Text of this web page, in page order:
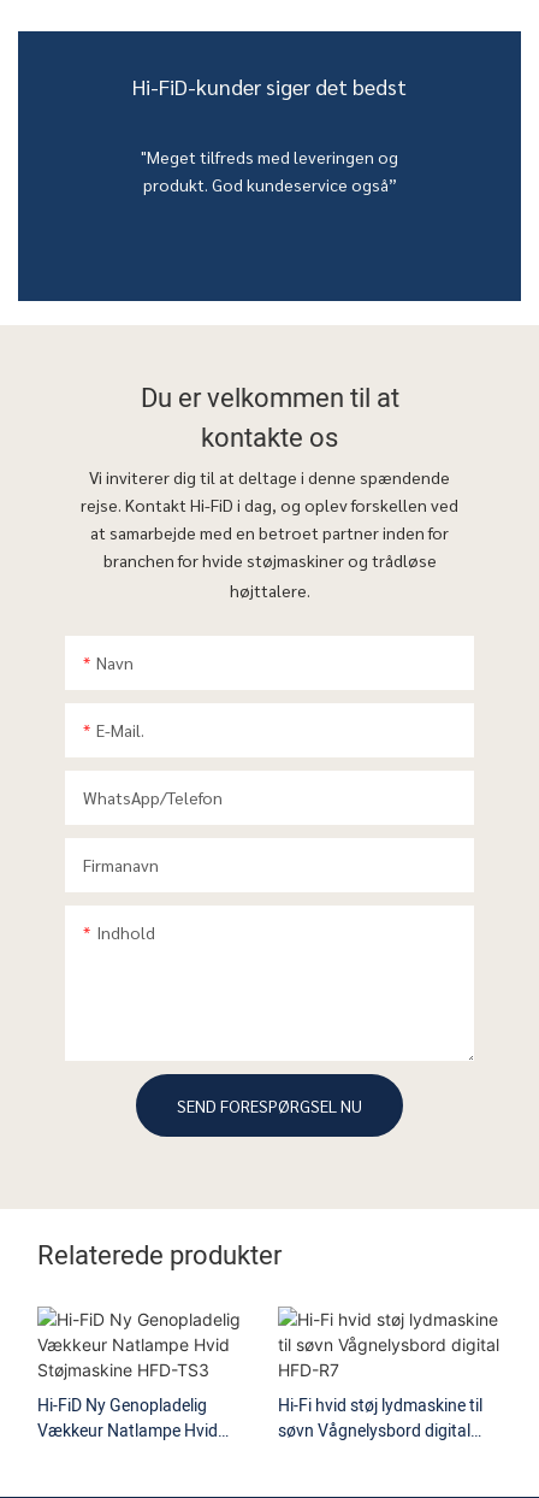
Hi-FiD-kunder siger det bedst
"Meget tilfreds med leveringen og
produkt. God kundeservice også”
Du er velkommen til at
kontakte os
Vi inviterer dig til at deltage i denne spændende
rejse. Kontakt Hi-FiD i dag, og oplev forskellen ved
at samarbejde med en betroet partner inden for
branchen for hvide støjmaskiner og trådløse
højttalere.
Navn
E-Mail.
WhatsApp/telefon
Firmanavn
Indhold
SEND FORESPØRGSEL NU
Relaterede produkter
Hi-FiD Ny Genopladelig
Vækkeur Natlampe Hvid
Hi-Fi hvid støj lydmaskine til
søvn Vågnelysbord digital